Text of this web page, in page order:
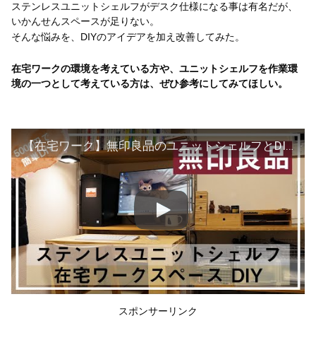
ステンレスユニットシェルフがデスク仕様になる事は有名だが、
いかんせんスペースが足りない。
そんな悩みを、DIYのアイデアを加え改善してみた。
在宅ワークの環境を考えている方や、ユニットシェルフを作業環
境の一つとして考えている方は、ぜひ参考にしてみてほしい。
【在宅ワーク】無印良品のユニットシェルフとDIYで、作業環境を整える。
スポンサーリンク